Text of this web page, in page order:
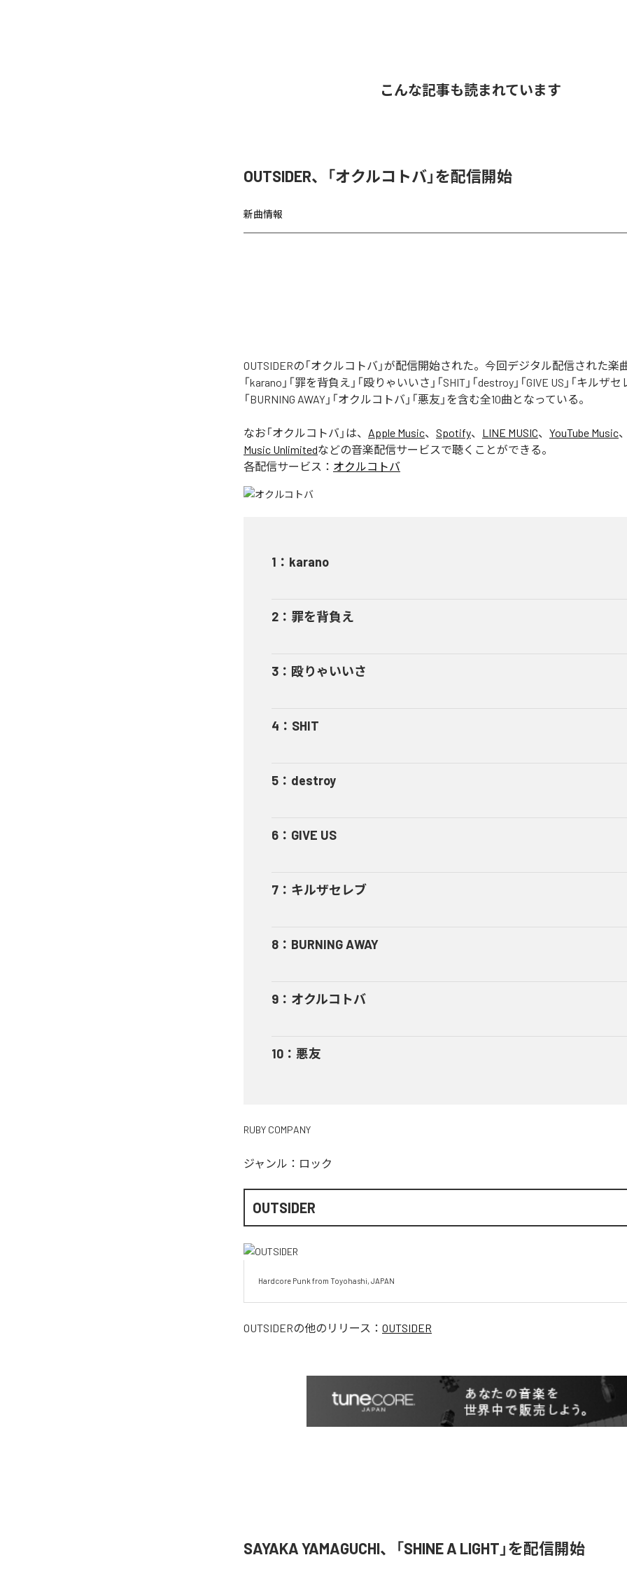
こんな記事も読まれています
OUTSIDER、「オクルコトバ」を配信開始
新曲情報
OUTSIDERの「オクルコトバ」が配信開始された。今回デジタル配信された楽
「karano」「罪を背負え」「殴りゃいいさ」「SHIT」「destroy」「GIVE US」「キルザセ
「BURNING AWAY」「オクルコトバ」「悪友」を含む全10曲となっている。
なお「オクルコトバ 」は、 Apple Music、 Spotify、 LINE MUSIC、 YouTube Music、
Music Unlimitedなどの音楽配信サービスで聴くことができる。
各配信サービス： オクルコトバ
1 ： karano
2 ： 罪を背負え
3 ： 殴りゃいいさ
4 ： SHIT
5 ： destroy
6 ： GIVE US
7 ： キルザセレブ
8 ： BURNING AWAY
9 ： オクルコトバ
10 ： 悪友
RUBY COMPANY
ジャンル： ロック
OUTSIDER
Hardcore Punk from Toyohashi, JAPAN
OUTSIDERの他のリリース： OUTSIDER
SAYAKA YAMAGUCHI、「SHINE A LIGHT」を配信開始